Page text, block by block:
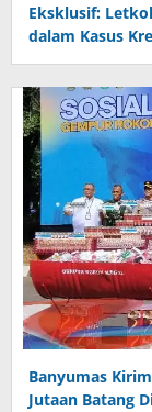
Eksklusif:
dalam Kasus
Banyumas
Jutaan Batang